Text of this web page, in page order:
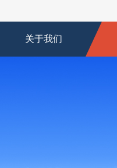
关于我们